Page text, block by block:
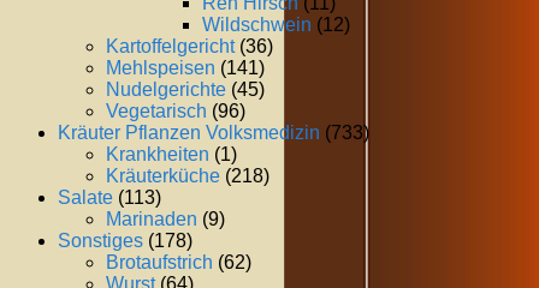
Wildschwein (12)
Kartoffelgericht(36)
Mehlspeisen (141)
Nudelgerichte (45)
Vegetarisch (96)
Kräuter Pflanzen Volksmedizin (733)
Krankheiten (1)
Kräuterküche (218)
Salate (113)
Marinaden (9)
Sonstiges (178)
Brotaufstrich (62)